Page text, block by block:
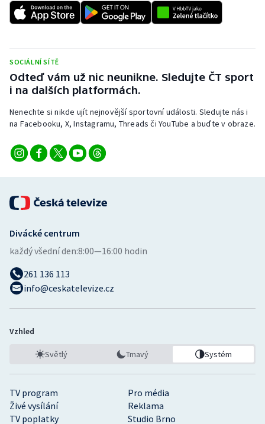
SOCIÁLNÍ SÍTĚ
Odteď vám už nic neunikne. Sledujte ČT sport
i na dalších platformách.
Nenechte si nikde ujít nejnovější sportovní události. Sledujte nás i
na Facebooku, X, Instagramu, Threads či YouTube a buďte v obraze.
TV program
Pro média
Živé vysílání
Reklama
TV poplatky
Studio Brno
Divácké centrum
každý všední den:8:00—16:00 hodin
261 136 113
info@ceskatelevize.cz
Vzhled
Světlý Tmavý Systém